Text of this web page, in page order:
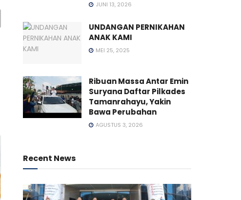
JUNI 13, 2026
UNDANGAN PERNIKAHAN
ANAK KAMI
MEI 25, 2025
Ribuan Massa Antar Emin
Suryana Daftar Pilkades
Tamanrahayu, Yakin
Bawa Perubahan
AGUSTUS 3, 2026
Recent News